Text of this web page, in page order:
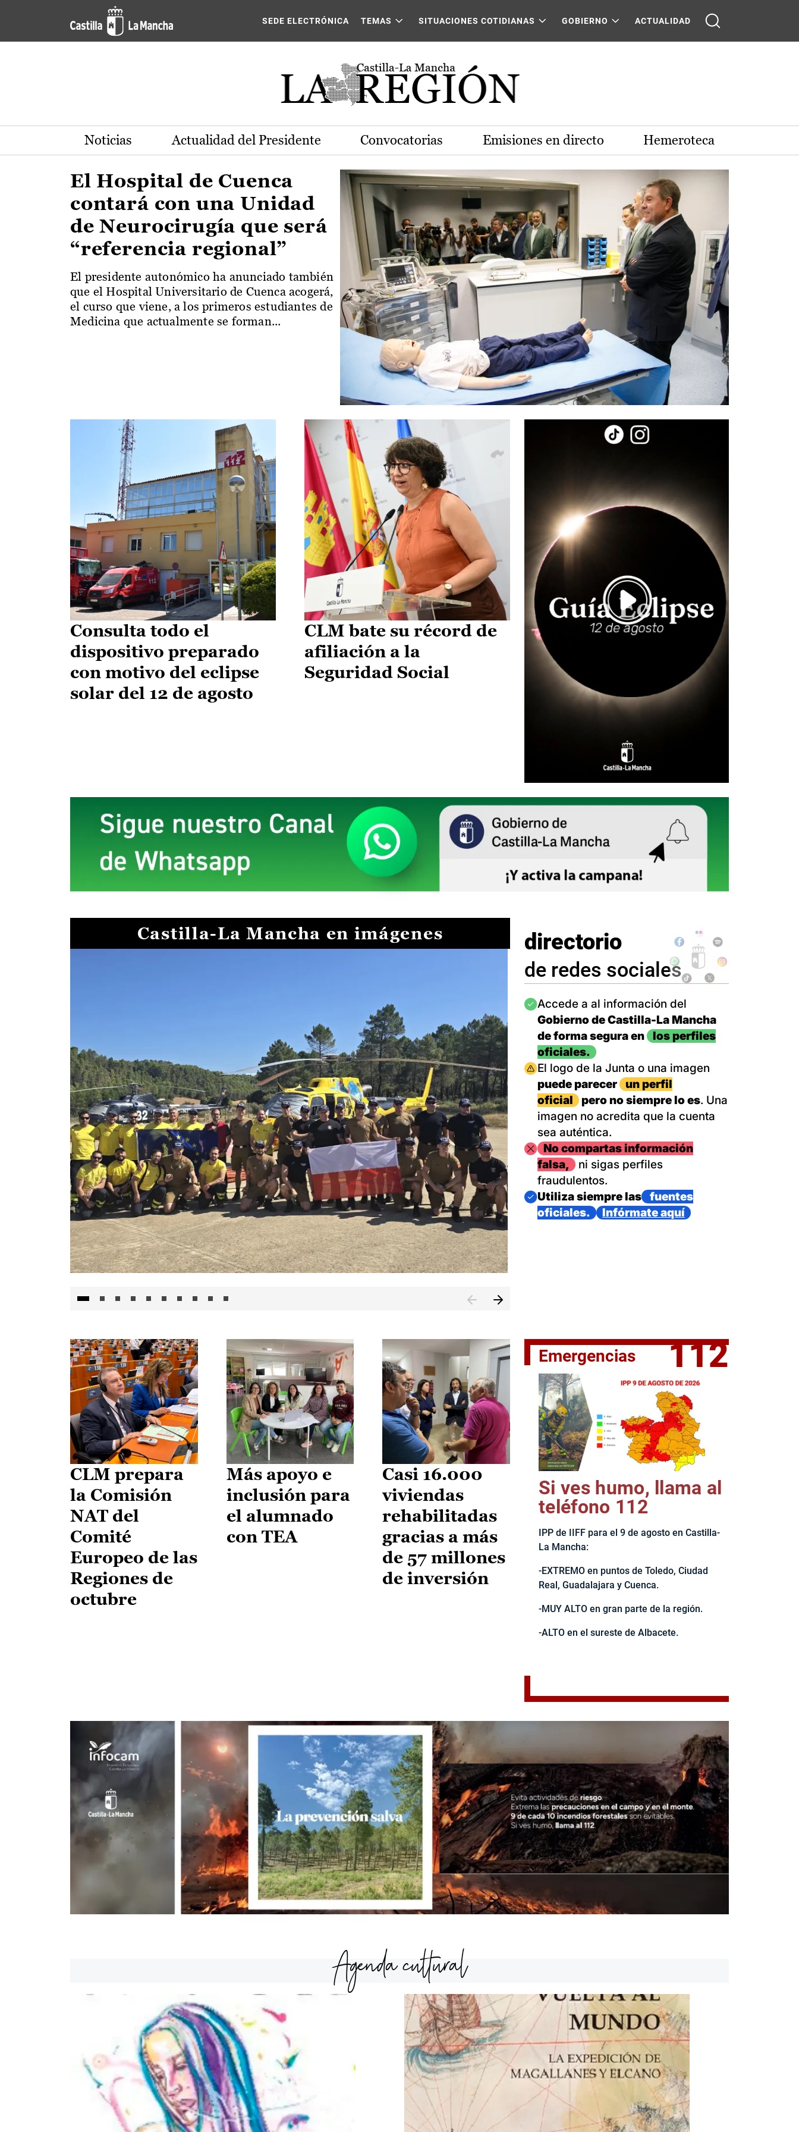
Pasar al contenido principal
Actualidad de la región de Castilla-La Mancha
SEDE ELECTRÓNICA TEMAS SITUACIONES COTIDIANAS GOBIERNO ACTUALIDAD
Noticias Actualidad del Presidente Convocatorias Emisiones en directo Hemeroteca
El Hospital de Cuenca
contará con una Unidad
de Neurocirugía que será
“referencia regional”
El presidente autonómico ha anunciado también
que el Hospital Universitario de Cuenca acogerá,
el curso que viene, a los primeros estudiantes de
Medicina que actualmente se forman...
Consulta todo el
dispositivo preparado
con motivo del eclipse
solar del 12 de agosto
CLM bate su récord de
afiliación a la
Seguridad Social
Castilla-La Mancha en imágenes
II Vuelta Ciclista CLM LEADER
directorio
de redes sociales
Imagen
Accede a al información del
Gobierno de Castilla-La Mancha
de forma segura en
los perfiles
oficiales.
Imagen
El logo de la Junta o una imagen
puede parecer
un perfil
oficial
pero no siempre lo es. Una
imagen no acredita que la cuenta
sea auténtica.
ImagenNo compartas información
falsa,
ni sigas perfiles
fraudulentos.
Imagen
Utiliza siempre las
fuentes
oficiales.
Infórmate aquí
CLM prepara
la Comisión
NAT del
Comité
Europeo de las
Regiones de
octubre
Más apoyo e
inclusión para
el alumnado
con TEA
Casi 16.000
viviendas
rehabilitadas
gracias a más
de 57 millones
de inversión
Emergencias 112
Si ves humo, llama al
teléfono 112
IPP de IIFF para el 9 de agosto en Castilla-
La Mancha:
-EXTREMO en puntos de Toledo, Ciudad
Real, Guadalajara y Cuenca.
-MUY ALTO en gran parte de la región.
-ALTO en el sureste de Albacete.
Agenda cultural